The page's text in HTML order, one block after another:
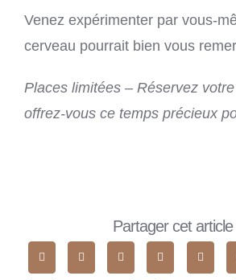
Venez expérimenter par vous-
cerveau pourrait bien vous
Places limitées – Réservez
offrez-vous ce temps précieux
Partager cet article